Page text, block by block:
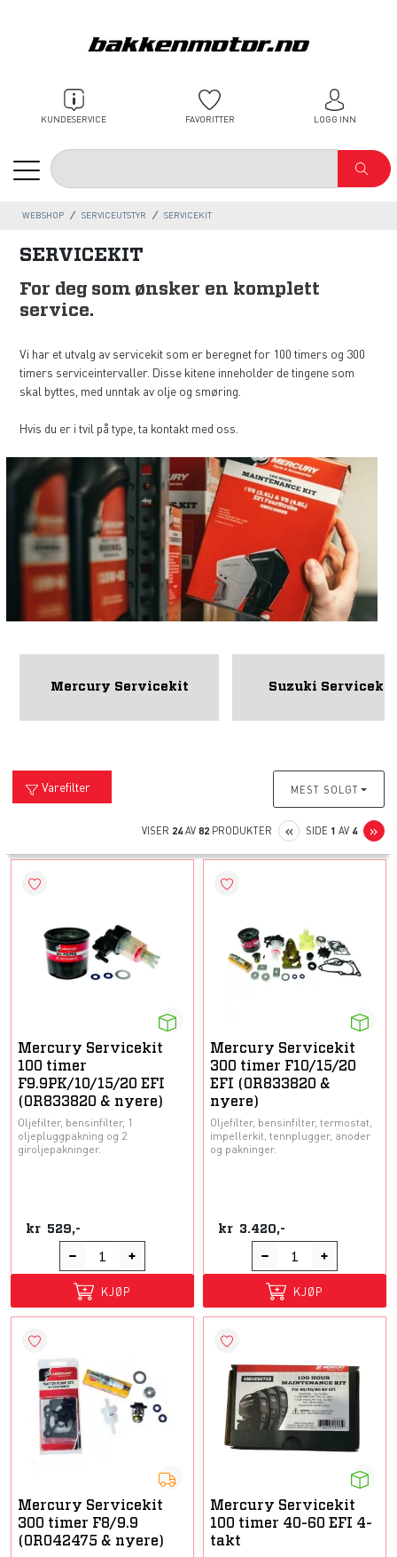
KUNDESERVICE FAVORITTER LOGG INN
WEBSHOP SERVICEUTSTYR SERVICEKIT
SERVICEKIT
For deg som ønsker en komplett
service.
Vi har et utvalg av servicekit som er beregnet for 100 timers og 300
timers serviceintervaller. Disse kitene inneholder de tingene som
skal byttes, med unntak av olje og smøring.
Hvis du er i tvil på type, ta kontakt med oss.
Mercury Servicekit Suzuki Servicekit
Varefilter MEST SOLGT
VISER 24AV 82 PRODUKTER «PREVIOUS
SIDE 1 AV 4 »
Mercury Servicekit
100 timer
F9.9PK/10/15/20 EFI
(0R833820 & nyere)
Oljefilter, bensinfilter, 1
oljepluggpakning og 2
giroljepakninger.
kr 529,-
KJØP
Mercury Servicekit
300 timer F10/15/20
EFI (0R833820 &
nyere)
Oljefilter, bensinfilter, termostat,
impellerkit, tennplugger, anoder
og pakninger.
kr 3.420,-
KJØP
Mercury Servicekit
300 timer F8/9.9
(0R042475 & nyere)
Mercury Servicekit
100 timer 40-60 EFI 4-
takt